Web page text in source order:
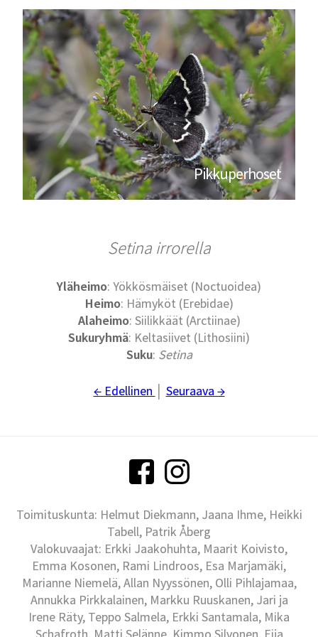
Pikkuperhoset
Setina irrorella
Yläheimo: Yökkösmäiset (Noctuoidea)
Heimo: Hämyköt (Erebidae)
Alaheimo: Siilikkäät (Arctiinae)
Sukuryhmä: Keltasiivet (Lithosiini)
Suku: Setina
← Edellinen Seuraava →
Toimituskunta: Helmut Diekmann, Jaana Ihme, Heikki
Tabell, Patrik Åberg
Valokuvaajat: Erkki Jaakohuhta, Maarit Koivisto,
Emma Kosonen, Rami Lindroos, Esa Marjamäki,
Marianne Niemelä, Allan Nyyssönen, Olli Pihlajamaa,
Annukka Pirkkalainen, Markku Ruuskanen, Jari ja
Irene Räty, Teppo Salmela, Erkki Santamala, Mika